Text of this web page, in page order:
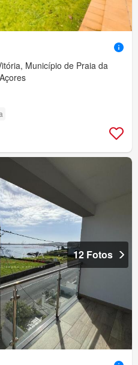
Município de Praia da
12 Fotos